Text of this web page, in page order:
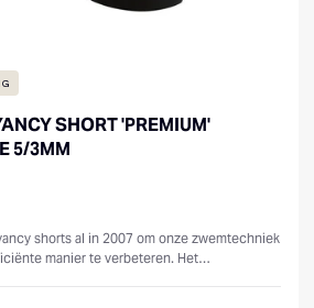
SHORT 'PREMIUM'
5/3MM
shorts al in 2007 om onze zwemtechniek
manier te verbeteren. Het